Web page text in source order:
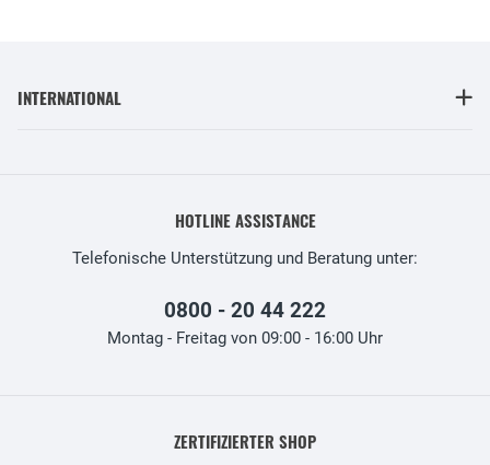
INTERNATIONAL
HOTLINE ASSISTANCE
Telefonische Unterstützung und Beratung unter:
0800 - 20 44 222
Montag - Freitag von 09:00 - 16:00 Uhr
ZERTIFIZIERTER SHOP